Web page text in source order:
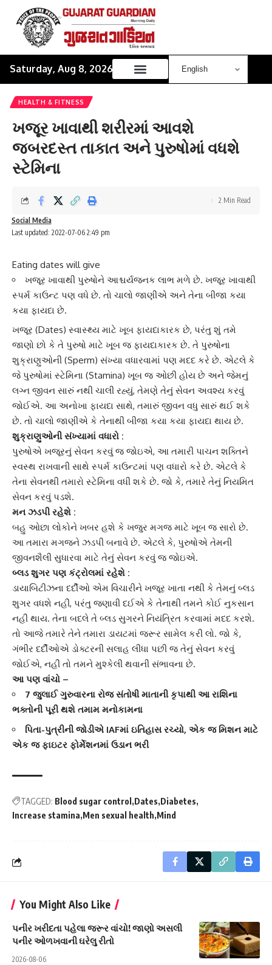
Saturday, Aug 8, 2026
HEALTH & FITNESS
ખજૂર ખાવાથી શરીરમાં આવશે
જબરદસ્ત તાકાત અને પુરુષોમાં વધશે
સ્ટેમિના
Last updated: 2022-07-06 2:49 pm
Social Media
2 Min Read
Eating dates will give
ખજૂર ખાવાથી પુરુષોને આશ્ચર્યજનક લાભ મળે છે. ખજૂર ખાવાથી
સ્પર્મ કાઉન્ટ પણ વધે છે. તો ચાલો જાણીએ અને તેના બીજા કયા
કયા ફાયદા છે.
ખજૂર (Dates) સ્વાસ્થ્ય માટે ખૂબ ફાયદાકારક છે, પરંતુ શું તમે
જાણો છો કે તે પુરુષો માટે ખૂબ જ ફાયદાકારક છે. તે પુરુષોના
શુક્રાણુઓની (Sperm) સંખ્યા વધારવામાં પણ મદદ કરે છે. એટલે કે
જે પુરુષોમાં સ્ટેમિના (Stamina) ખૂબ જ ઓછી હોય છે અને જેમનું
લગ્ન જીવન સારું નથી ચાલી રહ્યું, તેમણે તેનું સેવન અવશ્ય કરવું
જોઈએ. આ અનોખા ફાયદા સાથે, તમારું જીવન વધુ સારું થઈ શકે
છે. તો ચાલો જાણીએ કે તેનાથી બીજા કયા કયા ફાયદા થાય છે.
શુક્રાણુઓની સંખ્યામાં વધારો :
પુરુષોએ ખજૂરનું સેવન કરવું જ જોઇએ, આ તમારી પાચન શક્તિને
સ્વસ્થ રાખવાની સાથે સ્પર્મ કાઉન્ટમાં પણ વધારો કરે છે. એટલે કે
તેના સેવનથી તમારો સ્ટેમિના વધી શકે છે. જો કે, તમારે તેનું નિયમિત
સેવન કરવું પડશે.
મન ઝડપી રહેશે :
બહુ ઓછા લોકોને ખબર હશે કે ખજુર મગજ માટે ખૂબ જ સારો છે.
આ તમારા મગજને ઝડપી બનાવે છે. એટલે કે, પુરુષોએ તેમની
જીવનશૈલી સુધારવા માટે તેનું સેવન કરવું જ જોઇએ.
બ્લડ શુગર પણ કંટ્રોલમાં રહેશે :
ડાયાબિટીઝના દર્દીઓ એમ વિચારીને ખજૂર ખાતા નથી કે તેમનું બ્લડ
શુગર વધશે નહીં, પરંતુ જણાવી દઈએ કે તેનાથી તમને કોઈ નુકસાન
નહીં થાય. તેના બદલે તે બ્લડ સુગરને નિયંત્રિત કરવામાં મદદ કરશે.
તો આજે તમારે તેને તમારા ડાયટમાં જરૂર સામેલ કરી લો. જો કે,
ગંભીર દર્દીઓએ ડોક્ટરની સલાહ લીધા પછી જ તેનું સેવન કરવું
જોઈએ, નહીં તો તમને મુશ્કેલી થવાની સંભાવના છે.
આ પણ વાંચો –
7 જુલાઈ ગુરુવારના રોજ સંતોષી માતાની કૃપાથી આ રાશિના
ભક્તોની પૂરી થશે તમામ મનોકામના
પિતા-પુત્રીની જોડીએ IAFમાં ઇતિહાસ રચ્યો, એક જ મિશન માટે
એક જ ફાઇટર ફોર્મેશનમાં ઉડાન ભરી
TAGGED: Blood sugar control Dates Diabetes
Increase stamina Men sexual health Mind
You Might Also Like
પનીર ખરીદતા પહેલા જરૂર વાંચો! જાણો અસલી
પનીર ઓળખવાની ઘરેલુ રીતો
2026-08-06